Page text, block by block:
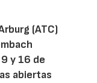
(ATC)
y 16 de
abiertas